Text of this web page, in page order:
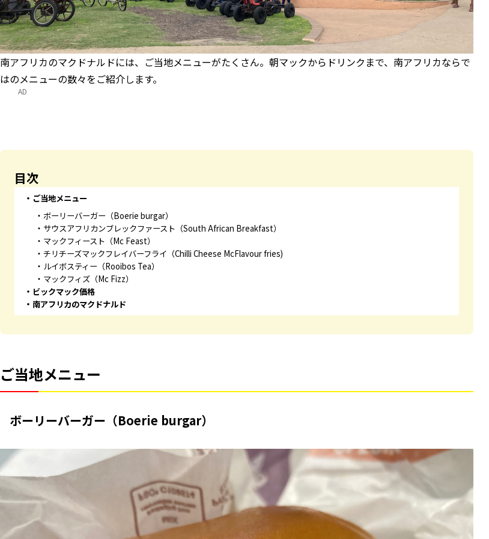
南アフリカのマクドナルドには、ご当地メニューがたくさん。朝マックからドリンクまで、南アフリカならで
はのメニューの数々をご紹介します。
AD
目次
ご当地メニュー
ボーリーバーガー（Boerie burgar）
サウスアフリカンブレックファースト（South African Breakfast）
マックフィースト（Mc Feast）
チリチーズマックフレイバーフライ（Chilli Cheese McFlavour fries)
ルイボスティー（Rooibos Tea）
マックフィズ（Mc Fizz）
ビックマック価格
南アフリカのマクドナルド
ご当地メニュー
ボーリーバーガー（Boerie burgar）